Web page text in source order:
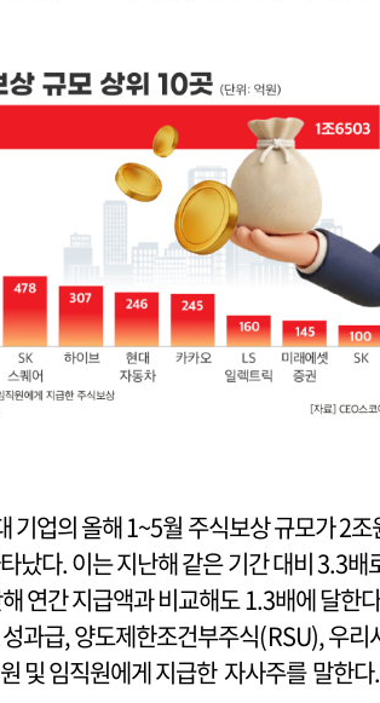
기업의 올해 1~5월 주식보상 규모가 2조
났다. 이는 지난해 같은 기간 대비 3.3배
연간 지급액과 비교해도 1.3배에 달한
과급, 양도제한조건부주식(RSU), 우리
및 임직원에게 지급한 자사주를 말한다.